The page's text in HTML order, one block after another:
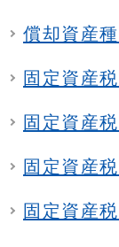
償却資産
固定資産
固定資産
固定資産
固定資産